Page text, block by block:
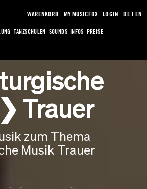
TANZSCHULEN SOUNDS INFOS PREISE
WARENKORB MY MUSICFOX LOGIN DE| EN
Trauer
zum Thema
Musik Trauer